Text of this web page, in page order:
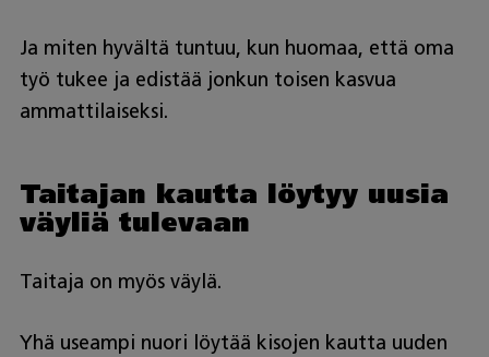
Ja miten hyvältä tuntuu, kun huomaa, että oma
työ tukee ja edistää jonkun toisen kasvua
ammattilaiseksi.
Taitajan kautta löytyy uusia
väyliä tulevaan
Taitaja on myös väylä.
Yhä useampi nuori löytää kisojen kautta uuden